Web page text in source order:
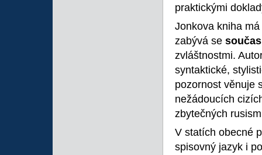
praktickými
Jonkova kniha
zabývá se
zvláštnostmi.
syntaktické,
pozornost věnuje
nežádoucích
zbytečných
V statích obecné
spisovný jazyk i